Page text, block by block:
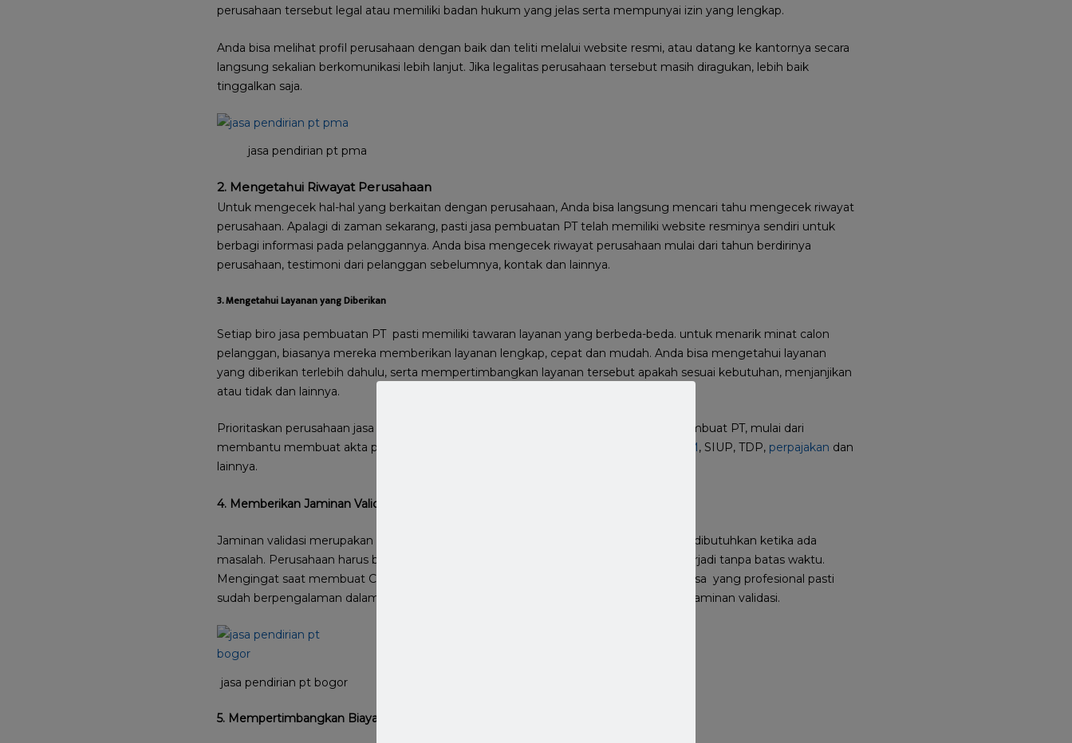
perusahaan tersebut legal atau memiliki badan hukum yang jelas serta mempunyai izin yang lengkap.
Anda bisa melihat profil perusahaan dengan baik dan teliti melalui website resmi, atau datang ke kantornya secara
langsung sekalian berkomunikasi lebih lanjut. Jika legalitas perusahaan tersebut masih diragukan, lebih baik
tinggalkan saja.
jasa pendirian pt pma
2. Mengetahui Riwayat Perusahaan
Untuk mengecek hal-hal yang berkaitan dengan perusahaan, Anda bisa langsung mencari tahu mengecek riwayat
perusahaan. Apalagi di zaman sekarang, pasti jasa pembuatan PT telah memiliki website resminya sendiri untuk
berbagi informasi pada pelanggannya. Anda bisa mengecek riwayat perusahaan mulai dari tahun berdirinya
perusahaan, testimoni dari pelanggan sebelumnya, kontak dan lainnya.
3. Mengetahui Layanan yang Diberikan
Setiap biro jasa pembuatan PT pasti memiliki tawaran layanan yang berbeda-beda. untuk menarik minat calon
pelanggan, biasanya mereka memberikan layanan lengkap, cepat dan mudah. Anda bisa mengetahui layanan
yang diberikan terlebih dahulu, serta mempertimbangkan layanan tersebut apakah sesuai kebutuhan, menjanjikan
atau tidak dan lainnya.
Prioritaskan perusahaan jasa pendirian PT yang kompeten dan profesional dalam membuat PT, mulai dari
membantu membuat akta pendirian perusahaan beserta dengan
SK KemenkumHAM, SIUP, TDP, perpajakan dan
lainnya.
4. Memberikan Jaminan Validasi
Jaminan validasi merupakan hal yang penting untuk diperhatikan, di mana jaminan ini dibutuhkan ketika ada
masalah. Perusahaan harus bisa mengatasi atau menghadapi resiko yang mungkin terjadi tanpa batas waktu.
Mengingat saat membuat CV, seringkali ada kendala yang muncul. Perusahaan biro jasa yang profesional pasti
sudah berpengalaman dalam mengatasi hal tersebut, sehingga tidak takut memberi jaminan validasi.
jasa pendirian pt bogor
5. Mempertimbangkan Biaya